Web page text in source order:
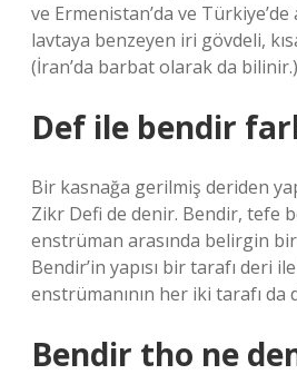
ve Ermenistan’da ve Türkiye’de
lavtaya benzeyen iri gövdeli,
(İran’da barbat olarak da bilinir.)
Def ile bendir
Bir kasnağa gerilmiş deriden
Zikr Defi de denir. Bendir, tefe
enstrüman arasında belirgin
Bendir’in yapısı bir tarafı deri
enstrümanının her iki tarafı da
Bendir tho ne